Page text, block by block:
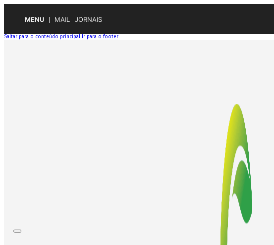
MENU MAIL JORNAIS
Saltar para o conteúdo principal Ir para o footer